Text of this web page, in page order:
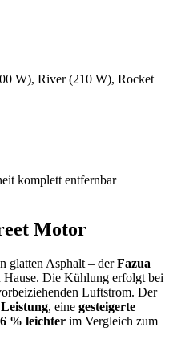
W), River (210 W), Rocket
komplett entfernbar
Motor
glatten Asphalt – derFazua
Hause. Die Kühlung erfolgt bei
Luftstrom. Der
, eine gesteigerte
6 % leichter im Vergleich zum